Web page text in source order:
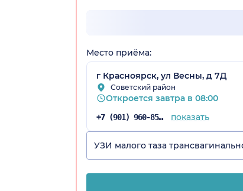
Место приёма:
г Красноярск, ул Весны, д 7Д
Советский район
Откроется завтра в 08:00
+7 (901) 960-85-97 показать
УЗИ малого таза